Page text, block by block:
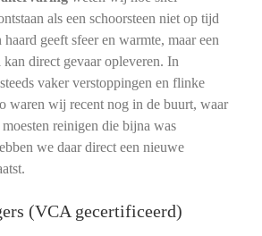
als een schoorsteen niet op tijd
geeft sfeer en warmte, maar een
direct gevaar opleveren. In
vaker verstoppingen en flinke
waren wij recent nog in de buurt, waar
reinigen die bijna was
we daar direct een nieuwe
(VCA gecertificeerd)